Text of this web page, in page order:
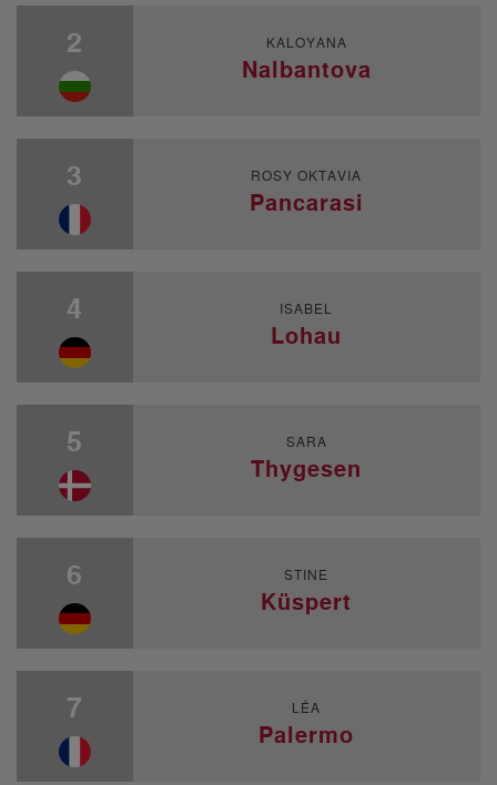
2 KALOYANA
Nalbantova
3 ROSY OKTAVIA
Pancarasi
4 ISABEL
Lohau
5 SARA
Thygesen
6 STINE
Küspert
7 LÉA
Palermo